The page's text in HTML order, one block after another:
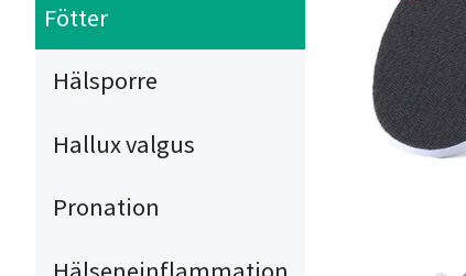
Fötter
Hälsporre
Hallux valgus
Pronation